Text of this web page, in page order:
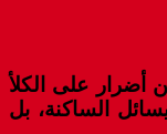
أضرار على الكلأ
الساكنة، بل